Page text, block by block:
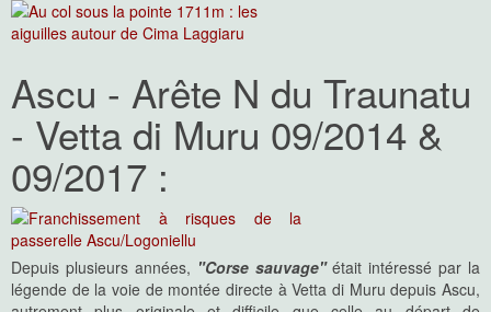
Ascu - Arête N du Traunatu
- Vetta di Muru 09/2014 &
09/2017 :
Depuis plusieurs années, "Corse sauvage"était intéressé par la
légende de la voie de montée directe à Vetta di Muru depuis Ascu,